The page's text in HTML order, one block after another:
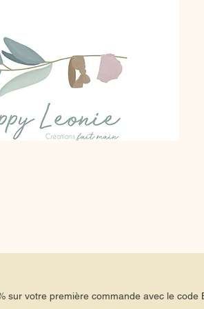
sur votre première commande avec le code